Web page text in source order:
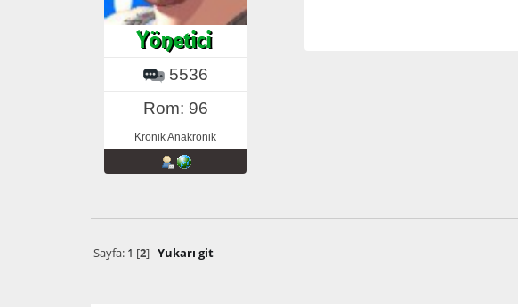
5536
Rom: 96
Kronik Anakronik
Sayfa: 1 [2] Yukarı git